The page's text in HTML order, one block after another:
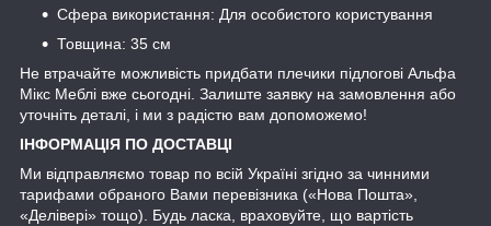
Сфера використання: Для особистого користування
Товщина: 35 см
Не втрачайте можливість придбати плечики підлогові Альфа
Мікс Меблі вже сьогодні. Залиште заявку на замовлення або
уточніть деталі, і ми з радістю вам допоможемо!
ІНФОРМАЦІЯ ПО ДОСТАВЦІ
Ми відправляємо товар по всій Україні згідно за чинними
тарифами обраного Вами перевізника («Нова Пошта»,
«Делівері» тощо). Будь ласка, враховуйте, що вартість